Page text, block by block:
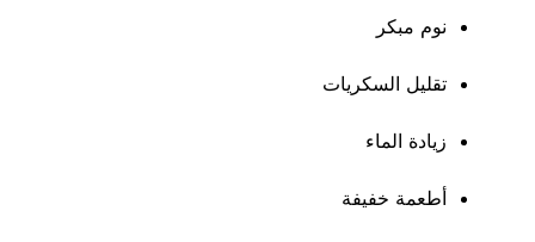
نوم مبكر
تقليل السكريات
زيادة الماء
أطعمة خفيفة